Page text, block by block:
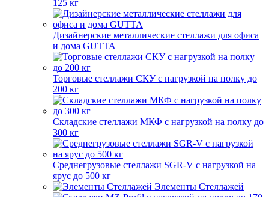
125 кг
Дизайнерские металлические стеллажи для офиса
и дома GUTTA
Торговые стеллажи СКУ с нагрузкой на полку до
200 кг
Складские стеллажи МКФ с нагрузкой на полку до
300 кг
Среднегрузовые стеллажи SGR-V с нагрузкой на
ярус до 500 кг
Элементы Стеллажей